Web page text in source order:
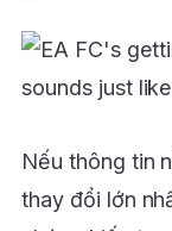
Nếu thông tin
thay đổi lớn